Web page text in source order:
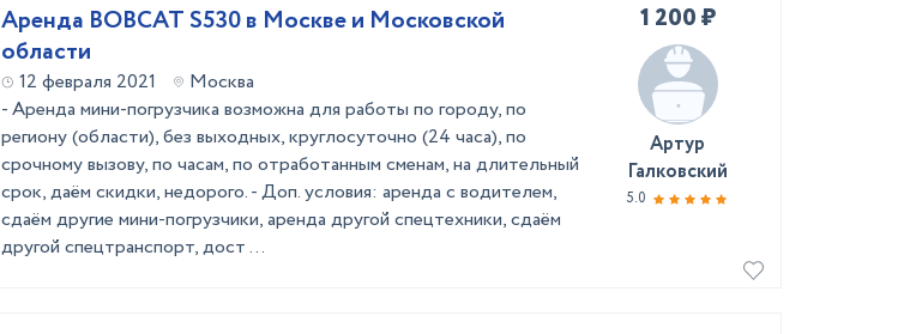
Аренда BOBCAT S530 в Москве и Московской
области
12 февраля 2021
Москва
- Аренда мини-погрузчика возможна для работы по городу, по
региону (области), без выходных, круглосуточно (24 часа), по
срочному вызову, по часам, по отработанным сменам, на длительный
срок, даём скидки, недорого. - Доп. условия: аренда с водителем,
сдаём другие мини-погрузчики, аренда другой спецтехники, сдаём
другой спецтранспорт, дост ...
1 200 ₽
Артур
Галковский
5.0